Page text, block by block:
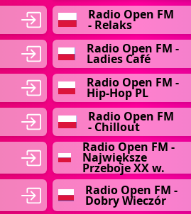
Radio Open FM
- Relaks
Radio Open FM -
Ladies Café
Radio Open FM -
Hip-Hop PL
Radio Open FM
- Chillout
Radio Open FM -
Największe
Przeboje XX w.
Radio Open FM -
Dobry Wieczór